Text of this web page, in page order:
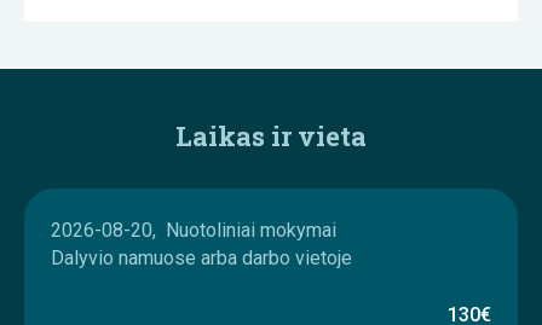
Laikas ir vieta
2026-08-20, Nuotoliniai mokymai
Dalyvio namuose arba darbo vietoje
130€